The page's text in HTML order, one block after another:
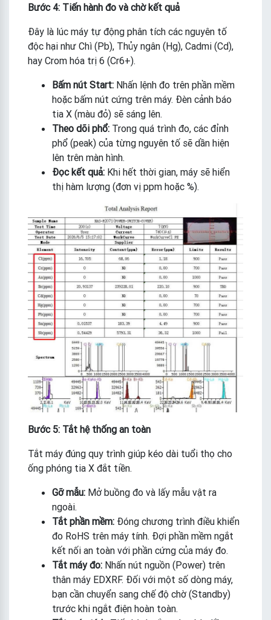
Bước 4: Tiến hành đo và chờ kết quả
Đây là lúc máy tự động phân tích các nguyên tố
độc hại như Chì (Pb), Thủy ngân (Hg), Cadmi (Cd),
hay Crom hóa trị 6 (Cr6+).
Bấm nút Start: Nhấn lệnh đo trên phần mềm
hoặc bấm nút cứng trên máy. Đèn cảnh báo
tia X (màu đỏ) sẽ sáng lên.
Theo dõi phổ: Trong quá trình đo, các đỉnh
phổ (peak) của từng nguyên tố sẽ dần hiện
lên trên màn hình.
Đọc kết quả: Khi hết thời gian, máy sẽ hiển
thị hàm lượng (đơn vị ppm hoặc %).
Bước 5: Tắt hệ thống an toàn
Tắt máy đúng quy trình giúp kéo dài tuổi thọ cho
ống phóng tia X đắt tiền.
Gỡ mẫu: Mở buồng đo và lấy mẫu vật ra
ngoài.
Tắt phần mềm: Đóng chương trình điều khiển
đo RoHS trên máy tính. Đợi phần mềm ngắt
kết nối an toàn với phần cứng của máy đo.
Tắt máy đo: Nhấn nút nguồn (Power) trên
thân máy EDXRF. Đối với một số dòng máy,
bạn cần chuyển sang chế độ chờ (Standby)
trước khi ngắt điện hoàn toàn.